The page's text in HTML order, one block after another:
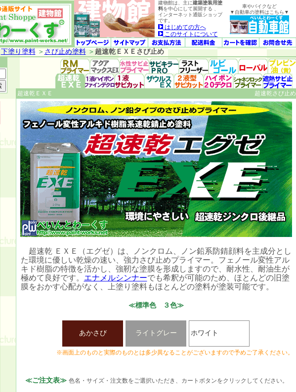
建物館は、主に建築塗装用塗
料を中心にして展開する 、
インターネット通販ショップ
です。
はじめての方へ
このサイトについて
車やバイクなど
▼自動車の塗料はこちら▼
下塗り塗料＞ さび止め塗料＞ 超速乾ＥＸＥさび止め
超速乾ＥＸＥ 超速乾さび止め
超速乾 ＥＸＥ（エグゼ）は、ノンクロム、ノン鉛系防錆顔料を主成分とし
た環境に優しい乾燥の速い、強力さび止めプライマー。フェノール変性アル
キド樹脂の特徴を活かし、強靭な塗膜を形成しますので、耐水性、耐油生が
極めて良好です。 エナメルシンナーでも希釈が可能のため、ほとんどの旧塗
膜をおかす心配がなく、上塗り塗料もほとんどの塗料が塗装可能です。
≪標準色 ３色≫
あかさび ライトグレー ホワイト
※画面上のものと実際のものとは多少異なることがございますので予めご了承ください。
≪ご注文表≫ 色名・サイズ・注文数をご選択いただき、カートボタンをクリックしてください。